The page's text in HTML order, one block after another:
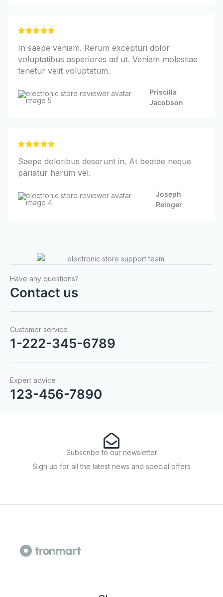
5
5
In saepe veniam. Rerum excepturi dolor
voluptatibus asperiores ad ut. Veniam molestiae
tenetur velit voluptatum.
Priscilla
Jacobson
5
5
Saepe doloribus deserunt in. At beatae neque
pariatur harum vel.
Joseph
Reinger
Expert advice
123-456-7890
Customer service
1-222-345-6789
Have any questions?
Contact us
Subscribe to our newsletter
Sign up for all the latest news and special offers